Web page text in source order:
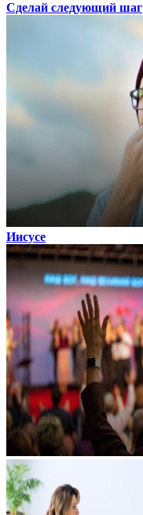
Сделай следующий шаг
Иисусе